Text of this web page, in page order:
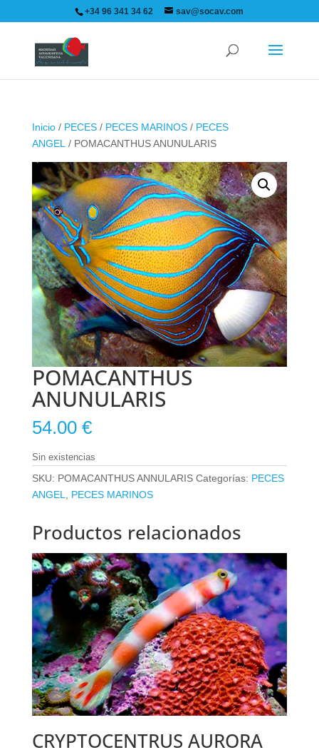
+34 96 341 34 62 sav@socav.com
Inicio/ PECES/ PECES MARINOS/ PECES
ANGEL / POMACANTHUS ANUNULARIS
POMACANTHUS
ANUNULARIS
54.00 €
Sin existencias
SKU: POMACANTHUS ANNULARIS Categorías: PECES
ANGEL
PECES MARINOS
Productos relacionados
CRYPTOCENTRUS AURORA